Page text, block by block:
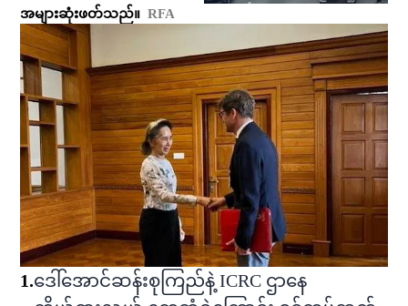
အများဆုံးဖတ်သည်။ RFA
1.ဒေါ်အောင်ဆန်းစုကြည်နဲ့ ICRC ဌာနေ